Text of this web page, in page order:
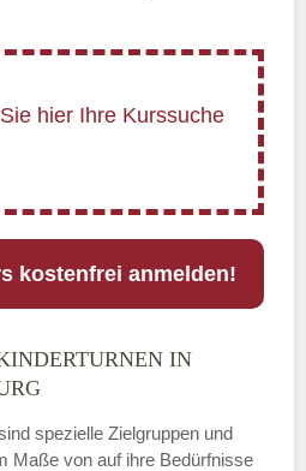
kostenfrei anmelden!
IN
spezielle Zielgruppen und
Maße von auf ihre Bedürfnisse